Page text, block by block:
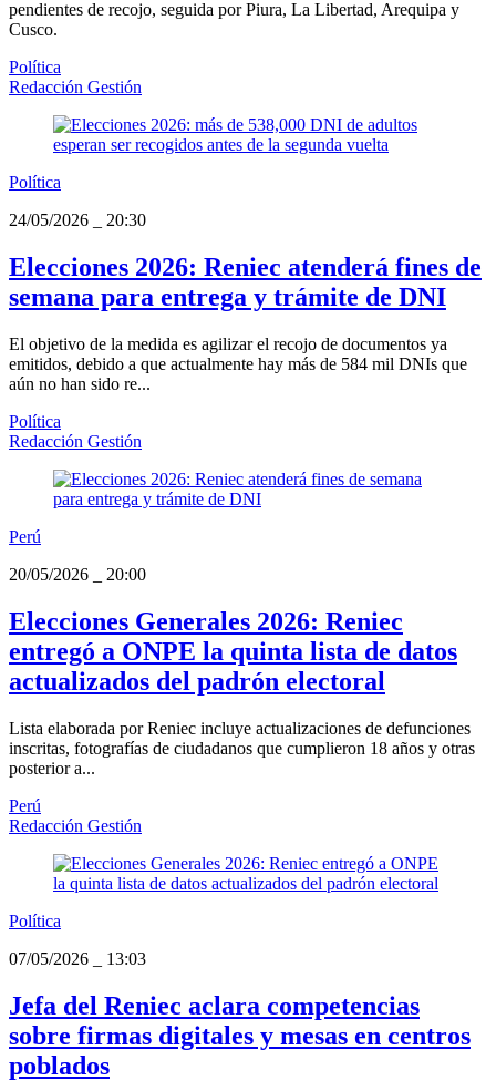
pendientes de recojo, seguida por Piura, La Libertad, Arequipa y
Cusco.
Política
Redacción Gestión
Política
24/05/2026
20:30
Elecciones 2026: Reniec atenderá fines de
semana para entrega y trámite de DNI
El objetivo de la medida es agilizar el recojo de documentos ya
emitidos, debido a que actualmente hay más de 584 mil DNIs que
aún no han sido re...
Política
Redacción Gestión
Perú
20/05/2026
20:00
Elecciones Generales 2026: Reniec
entregó a ONPE la quinta lista de datos
actualizados del padrón electoral
Lista elaborada por Reniec incluye actualizaciones de defunciones
inscritas, fotografías de ciudadanos que cumplieron 18 años y otras
posterior a...
Perú
Redacción Gestión
Política
07/05/2026
13:03
Jefa del Reniec aclara competencias
sobre firmas digitales y mesas en centros
poblados